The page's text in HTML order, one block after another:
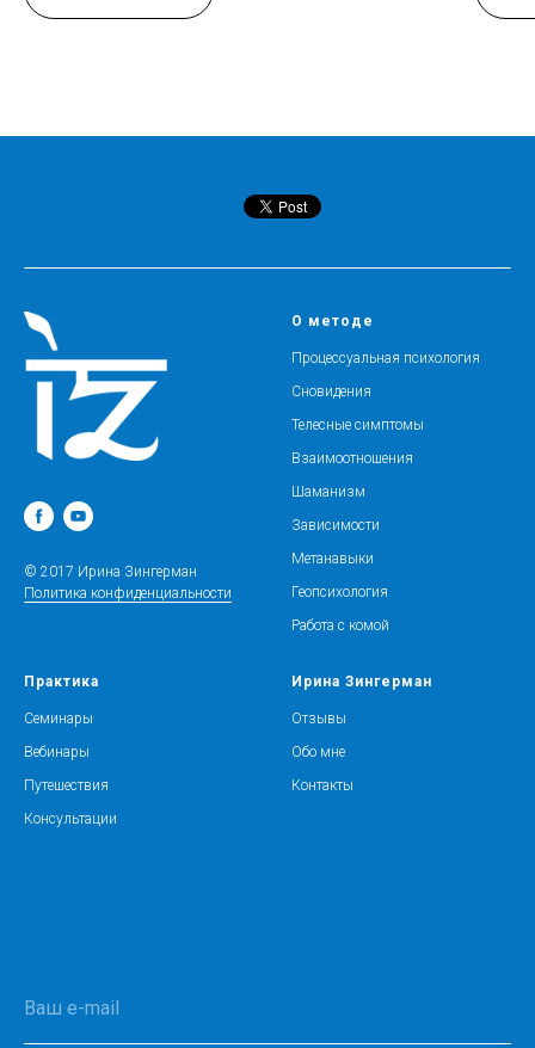
© 2017 Ирина Зингерман
Политика конфиденциальности
О методе
Процессуальная психология
Сновидения
Телесные симптомы
Взаимоотношения
Шаманизм
Зависимости
Метанавыки
Геопсихология
Работа с комой
Практика
Семинары
Вебинары
Путешествия
Консультации
Ирина Зингерман
Отзывы
Обо мне
Контакты